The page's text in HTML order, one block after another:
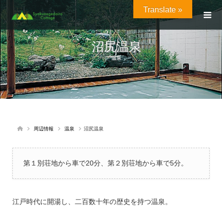
沼尻温泉
温泉
周辺情報 温泉 沼尻温泉
第１別荘地から車で20分、第２別荘地から車で5分。
江戸時代に開湯し、二百数十年の歴史を持つ温泉。
Translate »